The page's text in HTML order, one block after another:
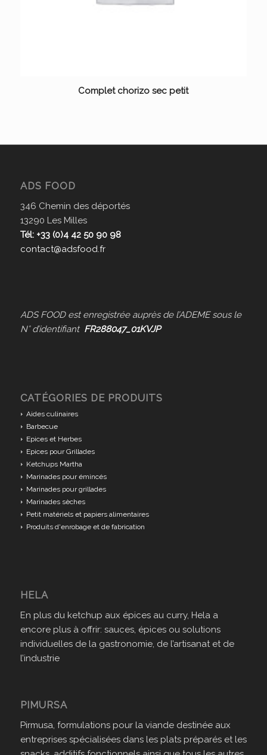
Complet chorizo sec petit
ADS FOOD
346 Chemin des déportés
13290 Les Milles
Tél: +33 (0)4 42 50 90 98
contact@adsfood.fr
ADS FOOD est enregistrée auprès de l’ADEME sous le
N° d’identifiant FR288047_01KVJP
CATÉGORIES DE PRODUITS
Aides culinaires
Barbecue
Epices et Herbes
Epices pour Grillades
Ketchups Martha
Marinades pour émincés
Marinades pour grillades
Marinades sèches
Petit matériels et papiers alimentaires
Produits d'enrobage et de fabrication
HELA
En plus du ketchup aux épices au curry, Hela a
encore plus à offrir: sauces, épices ou solutions
individuelles de la gastronomie, de l’artisanat et de
l’industrie
PIMURSA
Pirmusa, formulations pour la viande destinée aux
entreprises spécialisées dans les plats préparés et les